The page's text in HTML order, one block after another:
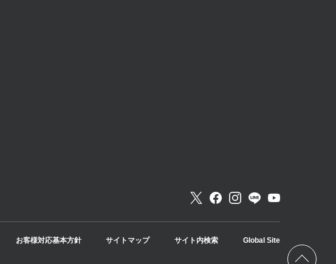
お客様対応基本方針 サイトマップ サイト内検索 Global Site